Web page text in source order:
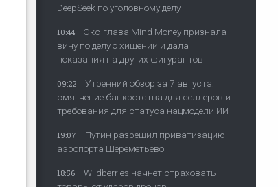
DeepSeek по уголовному делу
10:44
Экс-глава Mind Money признала
вину по делу о хищении и дала
показания на других фигурантов
09:22
Утренний обзор за 7 августа:
смягчение банкротства для селлеров и
требования для статуса нацмодели ИИ
19:07
Путин разрешил приватизацию
аэропорта Шереметьево
18:56
Wildberries начнет страховать